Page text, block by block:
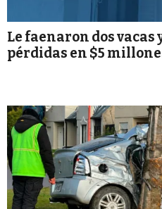
Le faenaron dos vacas
pérdidas en $5